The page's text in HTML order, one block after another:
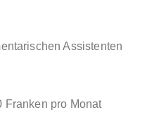
Assistenten
Franken pro Monat